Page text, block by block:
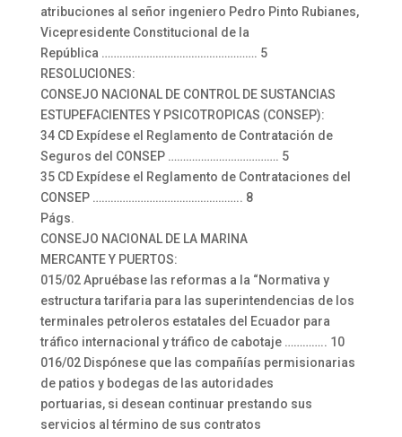
atribuciones al señor ingeniero Pedro Pinto Rubianes,
Vicepresidente Constitucional de la
República ……………………………………………. 5
RESOLUCIONES:
CONSEJO NACIONAL DE CONTROL DE SUSTANCIAS
ESTUPEFACIENTES Y PSICOTROPICAS (CONSEP):
34 CD Expídese el Reglamento de Contratación de
Seguros del CONSEP ………………………………. 5
35 CD Expídese el Reglamento de Contrataciones del
CONSEP ………………………………………….. 8
Págs.
CONSEJO NACIONAL DE LA MARINA
MERCANTE Y PUERTOS:
015/02 Apruébase las reformas a la “Normativa y
estructura tarifaria para las superintendencias de los
terminales petroleros estatales del Ecuador para
tráfico internacional y tráfico de cabotaje ………….. 10
016/02 Dispónese que las compañías permisionarias
de patios y bodegas de las autoridades
portuarias, si desean continuar prestando sus
servicios al término de sus contratos